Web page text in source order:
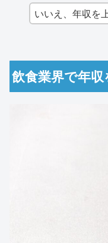
いいえ、年収を
飲食業界で年